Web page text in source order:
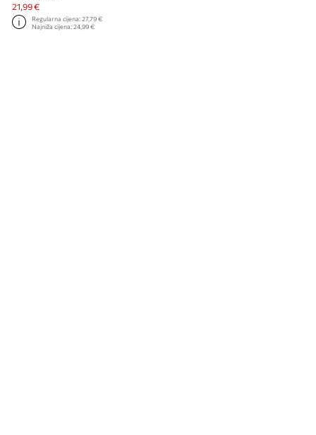
21,99 €
Regularna cijena:27,79 €
Najniža cijena:24,99 €